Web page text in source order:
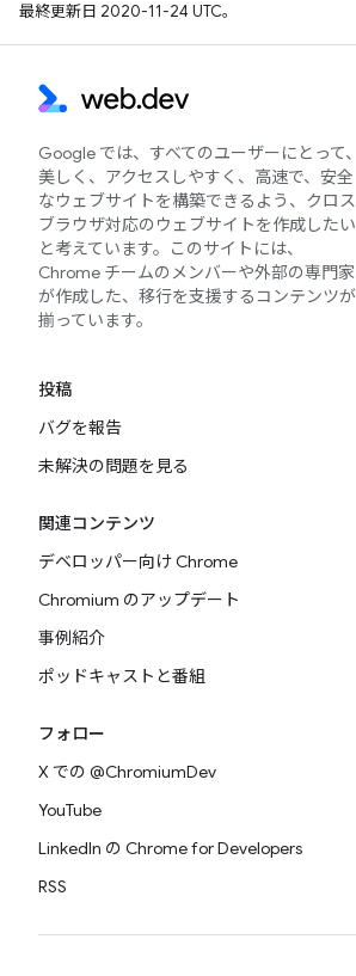
最終更新日 2020-11-24 UTC。
Google では、すべてのユーザーにとって、
美しく、アクセスしやすく、高速で、安全
なウェブサイトを構築できるよう、クロス
ブラウザ対応のウェブサイトを作成したい
と考えています。このサイトには、
Chrome チームのメンバーや外部の専門家
が作成した、移行を支援するコンテンツが
揃っています。
投稿
バグを報告
未解決の問題を見る
関連コンテンツ
デベロッパー向け Chrome
Chromium のアップデート
事例紹介
ポッドキャストと番組
フォロー
X での @ChromiumDev
YouTube
LinkedIn の Chrome for Developers
RSS